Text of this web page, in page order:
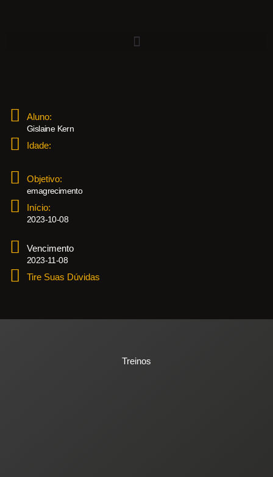
Aluno:
Gislaine Kern
Idade:
Objetivo:
emagrecimento
Início:
2023-10-08
Vencimento
2023-11-08
Tire Suas Dúvidas
Treinos